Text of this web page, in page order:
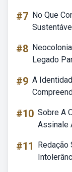
#7 No Que
#8
Legado
#9 A
#10 Sobre A
Assinale
#11
Redação